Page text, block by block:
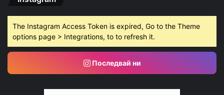
The Instagram Access Token is expired, Go to the Theme
options page > Integrations, to to refresh it.
Последвай ни